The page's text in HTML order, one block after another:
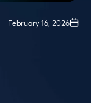
February 16, 2026